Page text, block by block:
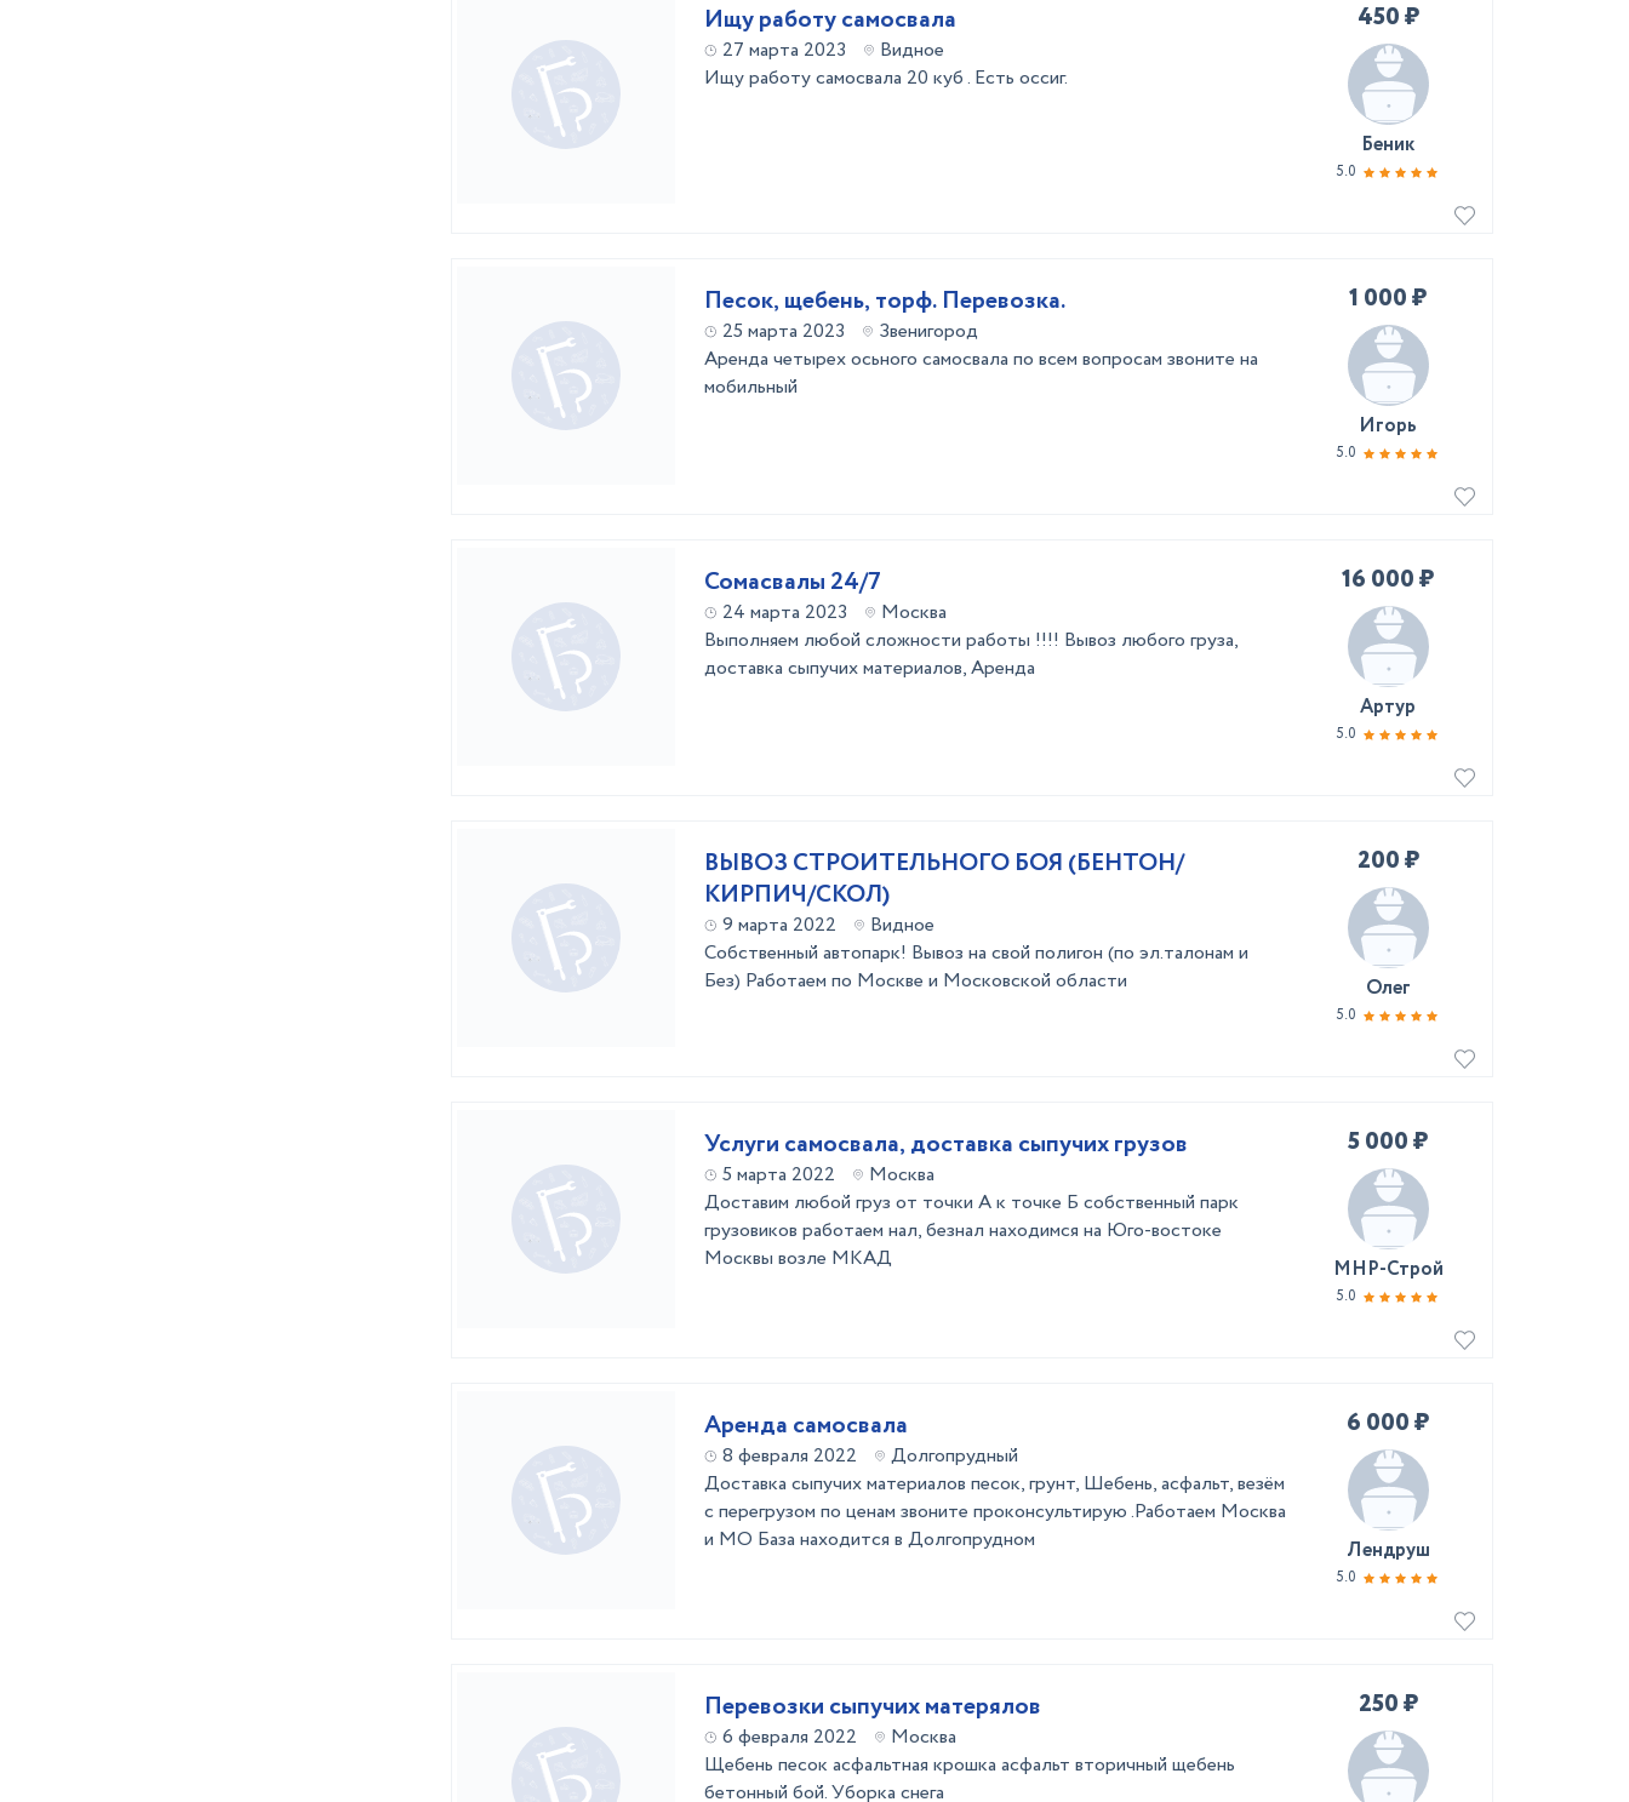
Ищу работу самосвала
27 марта 2023
Видное
Ищу работу самосвала 20 куб . Есть оссиг.
450 ₽
Беник
5.0
Песок, щебень, торф. Перевозка.
25 марта 2023
Звенигород
Аренда четырех осьного самосвала по всем вопросам звоните на
мобильный
1 000 ₽
Игорь
5.0
Сомасвалы 24/7
24 марта 2023
Москва
Выполняем любой сложности работы !!!! Вывоз любого груза,
доставка сыпучих материалов, Аренда
16 000 ₽
Артур
5.0
ВЫВОЗ СТРОИТЕЛЬНОГО БОЯ (БЕНТОН/
КИРПИЧ/СКОЛ)
9 марта 2022
Видное
Собственный автопарк! Вывоз на свой полигон (по эл.талонам и
Без) Работаем по Москве и Московской области
200 ₽
Олег
5.0
Услуги самосвала, доставка сыпучих грузов
5 марта 2022
Москва
Доставим любой груз от точки А к точке Б собственный парк
грузовиков работаем нал, безнал находимся на Юго-востоке
Москвы возле МКАД
5 000 ₽
МНР-Строй
5.0
Аренда самосвала
8 февраля 2022
Долгопрудный
Доставка сыпучих материалов песок, грунт, Шебень, асфальт, везём
с перегрузом по ценам звоните проконсультирую .Работаем Москва
и МО База находится в Долгопрудном
6 000 ₽
Лендруш
5.0
Перевозки сыпучих матерялов
6 февраля 2022
Москва
Щебень песок асфальтная крошка асфальт вторичный щебень
бетонный бой. Уборка снега
250 ₽